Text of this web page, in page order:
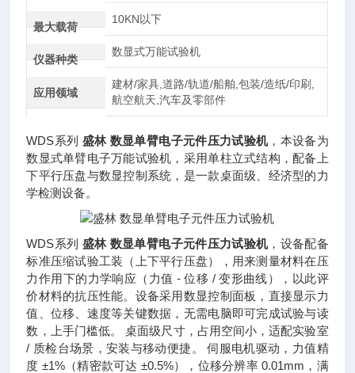
最大载荷
10KN以下
仪器种类
数显式万能试验机
应用领域
建材/家具,道路/轨道/船舶,包装/造纸/印刷,
航空航天,汽车及零部件
WDS系列 盛林 数显单臂电子元件压力试验机，本设备为
数显式单臂电子万能试验机，采用单柱立式结构，配备上
下平行压盘与数显控制系统，是一款桌面级、经济型的力
学检测设备。
WDS系列 盛林 数显单臂电子元件压力试验机，设备配备
标准压缩试验工装（上下平行压盘），用来测量材料在压
力作用下的力学响应（力值 - 位移 / 变形曲线），以此评
价材料的抗压性能。设备采用数显控制面板，直接显示力
值、位移、速度等关键数据，无需电脑即可完成试验与读
数，上手门槛低。 桌面级尺寸，占用空间小，适配实验室
/ 质检台场景，安装与移动便捷。 伺服电机驱动，力值精
度 ±1%（精密款可达 ±0.5%），位移分辨率 0.01mm，满